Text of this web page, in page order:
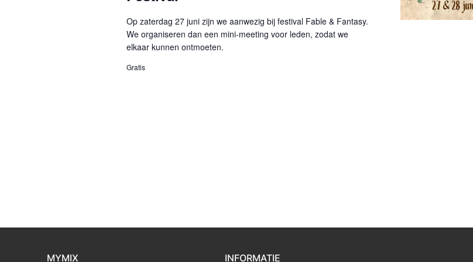
Op zaterdag 27 juni zijn we aanwezig bij festival Fable & Fantasy.
We organiseren dan een mini-meeting voor leden, zodat we
elkaar kunnen ontmoeten.
Gratis
MYMIX INFORMATIE